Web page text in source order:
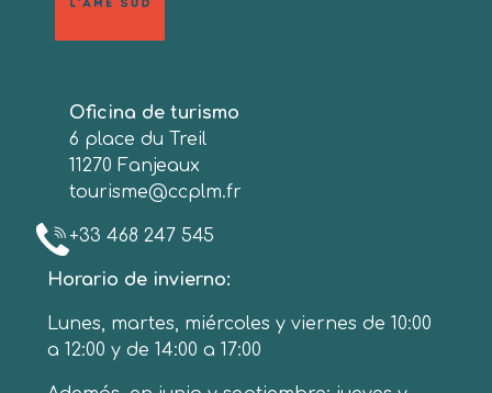
Oficina de turismo
6 place du Treil
11270 Fanjeaux
tourisme@ccplm.fr
+33 468 247 545
Horario de invierno:
Lunes, martes, miércoles y viernes de 10:00
a 12:00 y de 14:00 a 17:00